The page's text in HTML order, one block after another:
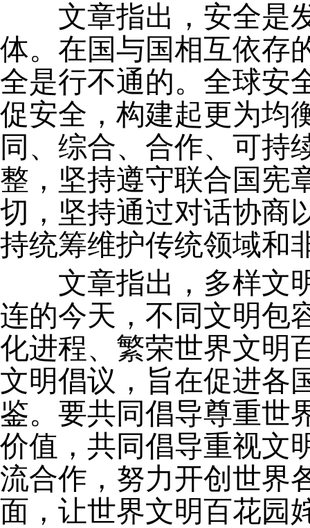
文章指出，安全是发
体。在国与国相互依存
全是行不通的。全球安
促安全，构建起更为均
同、综合、合作、可持
整，坚持遵守联合国宪
切，坚持通过对话协商
持统筹维护传统领域和
文章指出，多样文明
连的今天，不同文明包
化进程、繁荣世界文明
文明倡议 ， 旨在促进各
鉴。要共同倡导尊重世
价值，共同倡导重视文
流合作，努力开创世界
面，让世界文明百花园